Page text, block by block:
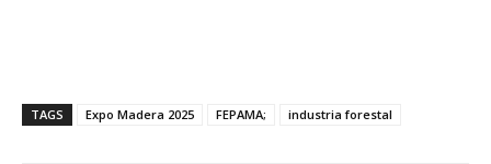
TAGS Expo Madera 2025 FEPAMA; industria forestal